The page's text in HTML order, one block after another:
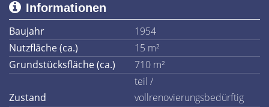
Informationen
Baujahr
1954
Nutzfläche (ca.)
15 m²
Grundstücksfläche (ca.)
710 m²
Zustand
teil /
vollrenovierungsbedürftig